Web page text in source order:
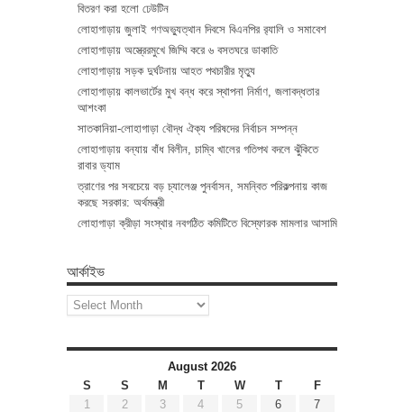
বিতরণ করা হলো ঢেউটিন
লোহাগাড়ায় জুলাই গণঅভ্যুত্থান দিবসে বিএনপির র‌্যালি ও সমাবেশ
লোহাগাড়ায় অস্ত্রেরমুখে জিম্মি করে ৬ বসতঘরে ডাকাতি
লোহাগাড়ায় সড়ক দুর্ঘটনায় আহত পথচারীর মৃত্যু
লোহাগাড়ায় কালভার্টের মুখ বন্ধ করে স্থাপনা নির্মাণ, জলাবদ্ধতার
আশংকা
সাতকানিয়া-লোহাগাড়া বৌদ্ধ ঐক্য পরিষদের নির্বাচন সম্পন্ন
লোহাগাড়ায় বন্যায় বাঁধ বিলীন, চাম্বি খালের গতিপথ বদলে ঝুঁকিতে
রাবার ড্যাম
ত্রাণের পর সবচেয়ে বড় চ্যালেঞ্জ পুনর্বাসন, সমন্বিত পরিকল্পনায় কাজ
করছে সরকার: অর্থমন্ত্রী
লোহাগাড়া ক্রীড়া সংস্থার নবগঠিত কমিটিতে বিস্ফোরক মামলার আসামি
আর্কাইভ
আর্কাইভ
August 2026
S
S M T W T
F
1
2 3 4 5 6
7